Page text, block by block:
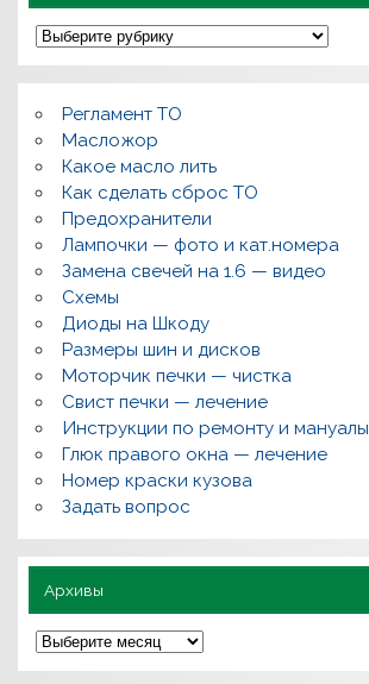
П
о
л
о
к
и
,
р
е
м
о
н
т
,
в
о
р
о
ы
,
о
л
з
Регламент ТО
Масложор
Какое масло лить
Как сделать сброс ТО
Предохранители
Лампочки — фото и кат.номера
Замена свечей на 1.6 — видео
Схемы
Диоды на Шкоду
Размеры шин и дисков
Моторчик печки — чистка
Свист печки — лечение
Инструкции по ремонту и мануалы
Глюк правого окна — лечение
Номер краски кузова
Задать вопрос
Архивы
А
р
х